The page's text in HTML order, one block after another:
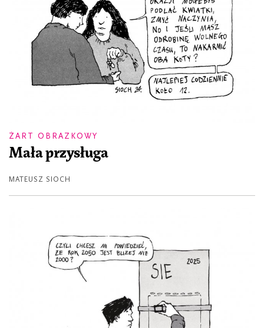
ŻART OBRAZKOWY
Mała przysługa
MATEUSZ SIOCH